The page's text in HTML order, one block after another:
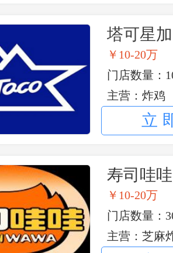
塔可星
￥10-20万
门店数量：
主营：炸鸡
立
寿司哇
￥10-20万
门店数量：
主营：芝麻